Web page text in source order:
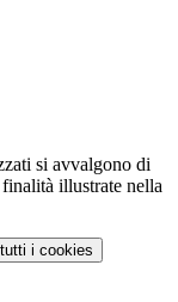
si avvalgono di
illustrate nella
i cookies